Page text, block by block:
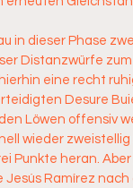
in dieser Phase
Distanzwürfe
eine recht
Desure
Löwen offensiv
wieder
Punkte heran.
Jesús Ramírez